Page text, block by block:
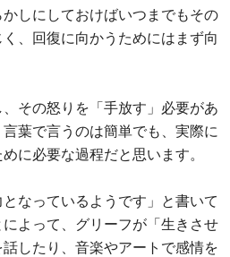
しにしておけばいつまでもその
、回復に向かうためにはまず向
その怒りを「手放す」必要があ
言葉で言うのは簡単でも、実際に
に必要な過程だと思います。
なっているようです」と書いて
よって、グリーフが「生きさせ
したり、音楽やアートで感情を